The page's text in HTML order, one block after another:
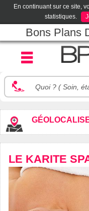
En continuant sur ce site,
statistiques.
Bons Plans
LE KARITE